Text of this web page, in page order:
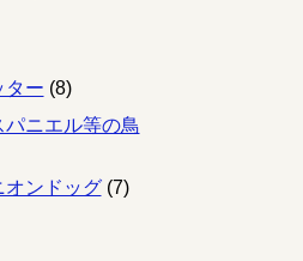
ター (8)
パニエル等の鳥
オンドッグ(7)